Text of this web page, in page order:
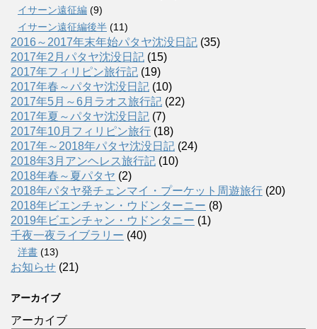
イサーン遠征編 (9)
イサーン遠征編後半 (11)
2016～2017年末年始パタヤ沈没日記 (35)
2017年2月パタヤ沈没日記 (15)
2017年フィリピン旅行記 (19)
2017年春～パタヤ沈没日記 (10)
2017年5月～6月ラオス旅行記 (22)
2017年夏～パタヤ沈没日記 (7)
2017年10月フィリピン旅行 (18)
2017年～2018年パタヤ沈没日記 (24)
2018年3月アンヘレス旅行記 (10)
2018年春～夏パタヤ (2)
2018年パタヤ発チェンマイ・プーケット周遊旅行 (20)
2018年ビエンチャン・ウドンターニー (8)
2019年ビエンチャン・ウドンタニー (1)
千夜一夜ライブラリー (40)
洋書 (13)
お知らせ (21)
アーカイブ
アーカイブ